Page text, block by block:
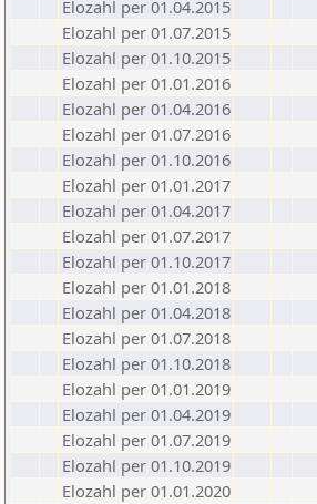
Elozahl per 01.04.2015
Elozahl per 01.07.2015
Elozahl per 01.10.2015
Elozahl per 01.01.2016
Elozahl per 01.04.2016
Elozahl per 01.07.2016
Elozahl per 01.10.2016
Elozahl per 01.01.2017
Elozahl per 01.04.2017
Elozahl per 01.07.2017
Elozahl per 01.10.2017
Elozahl per 01.01.2018
Elozahl per 01.04.2018
Elozahl per 01.07.2018
Elozahl per 01.10.2018
Elozahl per 01.01.2019
Elozahl per 01.04.2019
Elozahl per 01.07.2019
Elozahl per 01.10.2019
Elozahl per 01.01.2020